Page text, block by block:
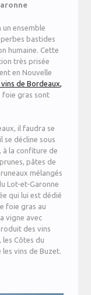
un ensemble
bastides
humaine. Cette
très prisée
en Nouvelle
de Bordeaux,
foie gras sont
il faudra se
se décline sous
à la confiture de
pâtes de
mélangés
Lot-et-Garonne
qui lui est dédié
foie gras au
vigne avec
des vins
Côtes du
les vins de Buzet.